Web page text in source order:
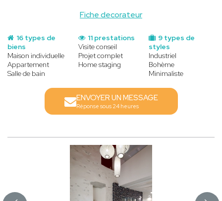
Fiche decorateur
16 types de
biens
Maison individuelle
Appartement
Salle de bain
9 types de
styles
Industriel
Bohème
Minimaliste
11 prestations
Visite conseil
Projet complet
Home staging
ENVOYER UN MESSAGE
Réponse sous 24 heures